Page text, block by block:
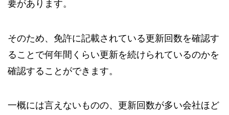
要があります。
そのため、免許に記載されている更新回数を確認す
ることで何年間くらい更新を続けられているのかを
確認することができます。
一概には言えないものの、更新回数が多い会社ほど